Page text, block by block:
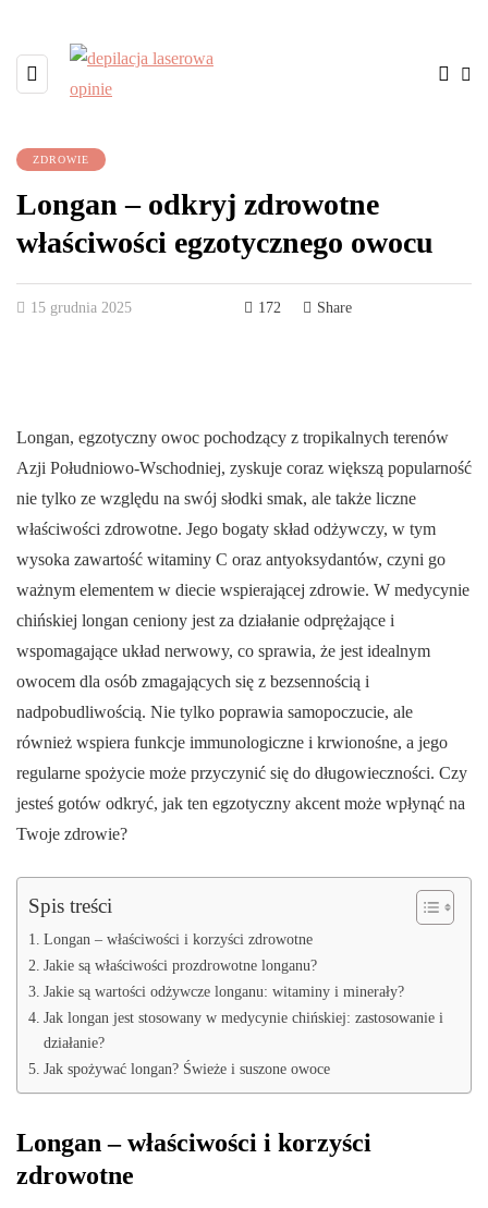
ZDROWIE
Longan – odkryj zdrowotne
właściwości egzotycznego owocu
15 grudnia 2025 172 Share
Longan, egzotyczny owoc pochodzący z tropikalnych terenów
Azji Południowo-Wschodniej, zyskuje coraz większą popularność
nie tylko ze względu na swój słodki smak, ale także liczne
właściwości zdrowotne. Jego bogaty skład odżywczy, w tym
wysoka zawartość witaminy C oraz antyoksydantów, czyni go
ważnym elementem w diecie wspierającej zdrowie. W medycynie
chińskiej longan ceniony jest za działanie odprężające i
wspomagające układ nerwowy, co sprawia, że jest idealnym
owocem dla osób zmagających się z bezsennością i
nadpobudliwością. Nie tylko poprawia samopoczucie, ale
również wspiera funkcje immunologiczne i krwionośne, a jego
regularne spożycie może przyczynić się do długowieczności. Czy
jesteś gotów odkryć, jak ten egzotyczny akcent może wpłynąć na
Twoje zdrowie?
Spis treści
Longan – właściwości i korzyści zdrowotne
Jakie są właściwości prozdrowotne longanu?
Jakie są wartości odżywcze longanu: witaminy i minerały?
Jak longan jest stosowany w medycynie chińskiej: zastosowanie i
działanie?
Jak spożywać longan? Świeże i suszone owoce
Longan – właściwości i korzyści
zdrowotne